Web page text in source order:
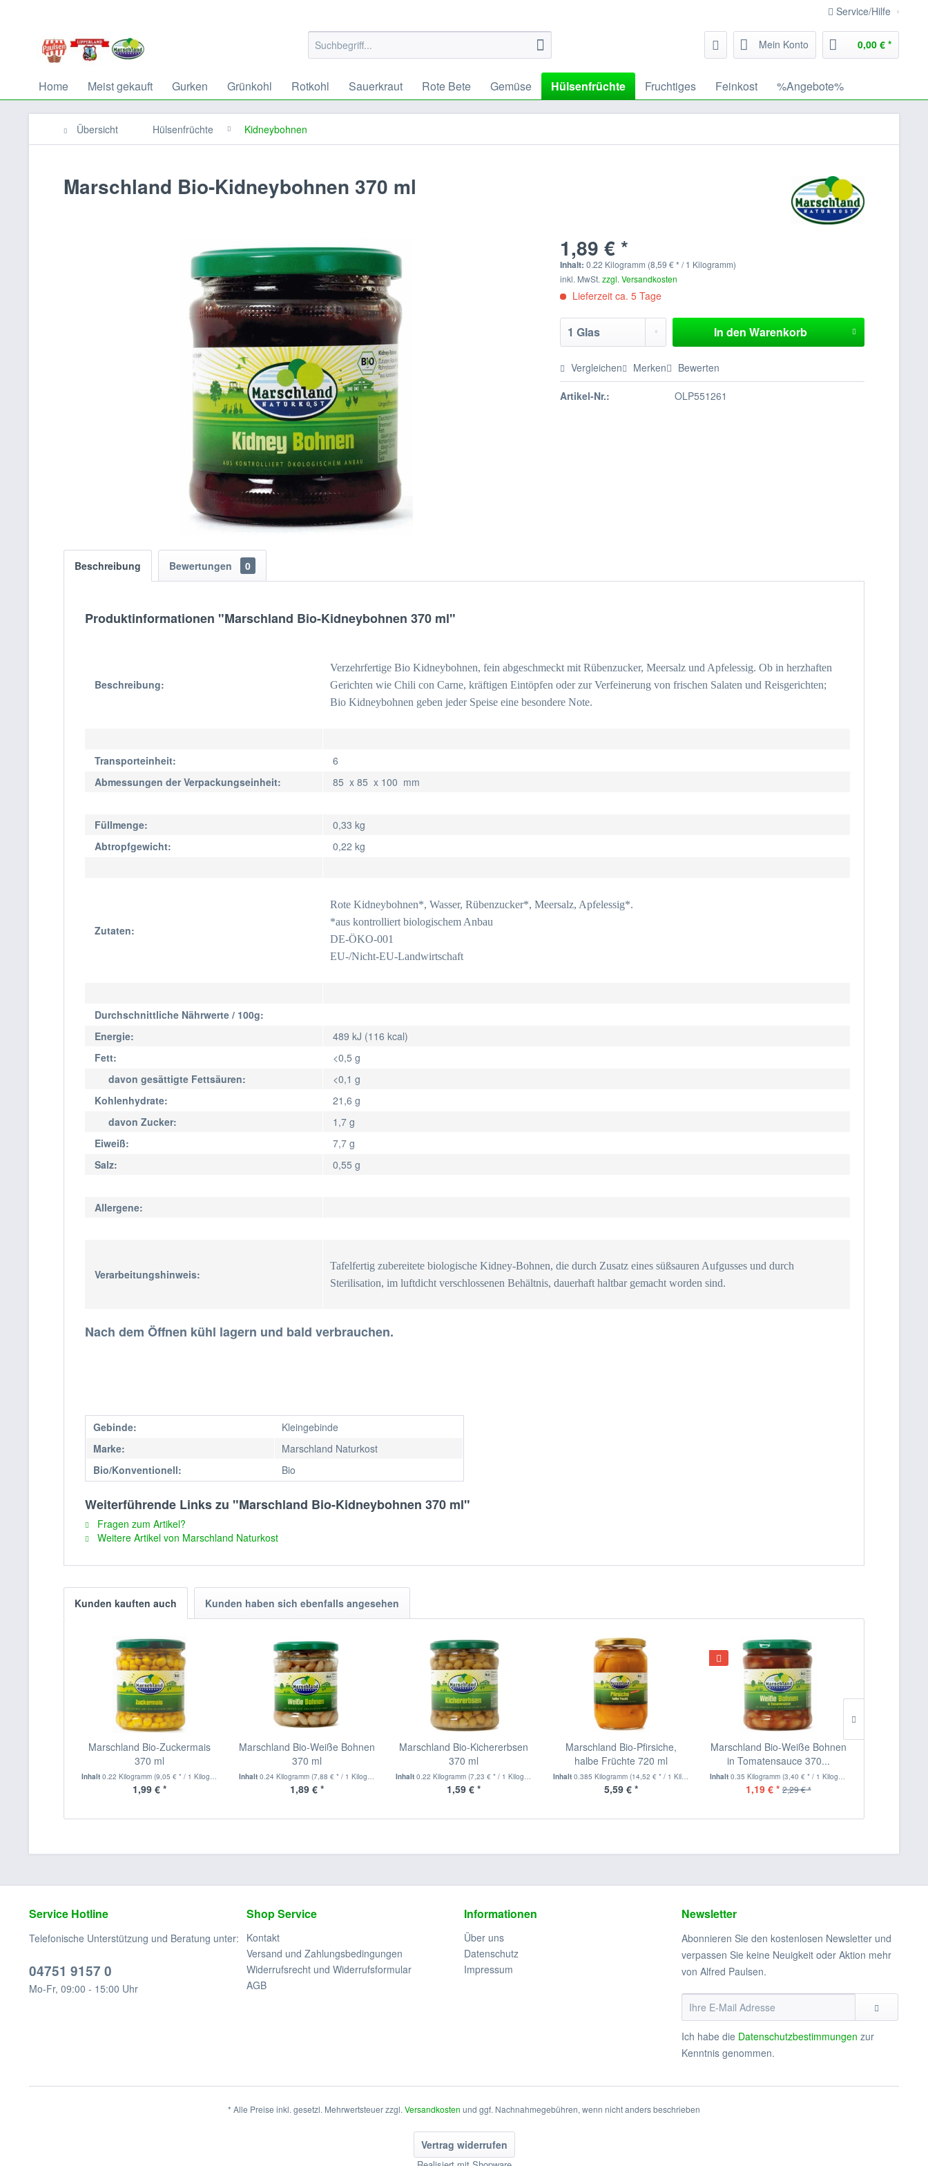
Service/Hilfe
Mein Konto 0,00 € *
Home Meist gekauft Gurken Grünkohl Rotkohl Sauerkraut Rote Bete Gemüse Hülsenfrüchte Fruchtiges Feinkost %Angebote%
Übersicht Hülsenfrüchte Kidneybohnen
Marschland Bio-Kidneybohnen 370 ml
1,89 € *
Inhalt:0.22 Kilogramm (8,59 € * / 1 Kilogramm)
inkl. MwSt.zzgl. Versandkosten
Lieferzeit ca. 5 Tage
In den Warenkorb
Vergleichen Merken Bewerten
Artikel-Nr.: OLP551261
Beschreibung Bewertungen 0
Produktinformationen "Marschland Bio-Kidneybohnen 370 ml"
Beschreibung:
Verzehrfertige Bio Kidneybohnen, fein abgeschmeckt mit Rübenzucker, Meersalz und Apfelessig. Ob in herzhaften
Gerichten wie Chili con Carne, kräftigen Eintöpfen oder zur Verfeinerung von frischen Salaten und Reisgerichten;
Bio Kidneybohnen geben jeder Speise eine besondere Note.
Transporteinheit:
6
Abmessungen der Verpackungseinheit:
85 x 85 x 100 mm
Füllmenge:
0,33 kg
Abtropfgewicht:
0,22 kg
Zutaten:
Rote Kidneybohnen*, Wasser, Rübenzucker*, Meersalz, Apfelessig*.
*aus kontrolliert biologischem Anbau
DE-ÖKO-001
EU-/Nicht-EU-Landwirtschaft
Durchschnittliche Nährwerte / 100g:
Energie:
489 kJ (116 kcal)
Fett:
<0,5 g
davon gesättigte Fettsäuren:
<0,1 g
Kohlenhydrate:
21,6 g
davon Zucker:
1,7 g
Eiweiß:
7,7 g
Salz:
0,55 g
Allergene:
Verarbeitungshinweis:
Tafelfertig zubereitete biologische Kidney-Bohnen, die durch Zusatz eines süßsauren Aufgusses und durch
Sterilisation, im luftdicht verschlossenen Behältnis, dauerhaft haltbar gemacht worden sind.
Nach dem Öffnen kühl lagern und bald verbrauchen.
Gebinde:
Kleingebinde
Marke:
Marschland Naturkost
Bio/Konventionell:
Bio
Weiterführende Links zu "Marschland Bio-Kidneybohnen 370 ml"
Fragen zum Artikel?
Weitere Artikel von Marschland Naturkost
Kunden kauften auch Kunden haben sich ebenfalls angesehen
Marschland Bio-Zuckermais
370 ml
Inhalt 0.22 Kilogramm (9,05 € * / 1 Kilogramm)
1,99 € *
Marschland Bio-Weiße Bohnen
370 ml
Inhalt 0.24 Kilogramm (7,88 € * / 1 Kilogramm)
1,89 € *
Marschland Bio-Kichererbsen
370 ml
Inhalt0.22 Kilogramm(7,23 € * / 1 Kilogramm)
1,59 € *
Marschland Bio-Pfirsiche,
halbe Früchte 720 ml
Inhalt 0.385 Kilogramm (14,52 € * / 1 Kilogramm)
5,59 € *
Marschland Bio-Weiße Bohnen
in Tomatensauce 370...
Inhalt0.35 Kilogramm(3,40 € * / 1 Kilogramm)
1,19 € * 2,29 € *
Service Hotline
Telefonische Unterstützung und Beratung unter:
04751 9157 0
Mo-Fr, 09:00 - 15:00 Uhr
Shop Service
Kontakt
Versand und Zahlungsbedingungen
Widerrufsrecht und Widerrufsformular
AGB
Informationen
Über uns
Datenschutz
Impressum
Newsletter
Abonnieren Sie den kostenlosen Newsletter und
verpassen Sie keine Neuigkeit oder Aktion mehr
von Alfred Paulsen.
Ich habe die Datenschutzbestimmungen zur
Kenntnis genommen.
* Alle Preise inkl. gesetzl. Mehrwertsteuer zzgl. Versandkosten und ggf. Nachnahmegebühren, wenn nicht anders beschrieben
Vertrag widerrufen